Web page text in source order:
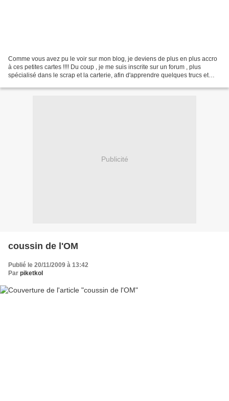
Comme vous avez pu le voir sur mon blog, je deviens de plus en plus accro
à ces petites cartes !!!! Du coup , je me suis inscrite sur un forum , plus
spécialisé dans le scrap et la carterie, afin d'apprendre quelques trucs et
Publicité
coussin de l'OM
Publié le 20/11/2009 à 13:42
Par piketkol